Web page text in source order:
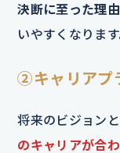
決断に至った理
いやすくなります
②キャリアプ
将来のビジョン
のキャリアが合